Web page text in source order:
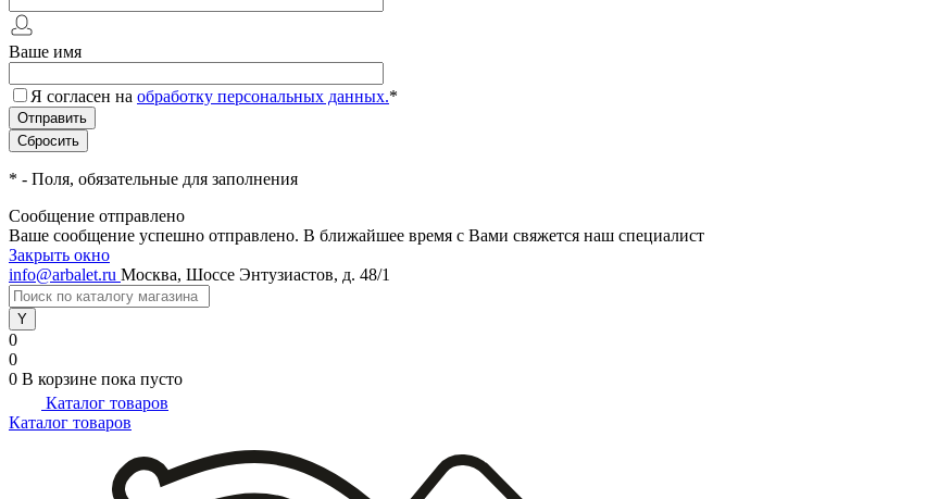
Ваше имя
Я согласен на обработку персональных данных.*
* - Поля, обязательные для заполнения
Сообщение отправлено
Ваше сообщение успешно отправлено. В ближайшее время с Вами свяжется наш специалист
Закрыть окно
info@arbalet.ru Москва, Шоссе Энтузиастов, д. 48/1
0
0
0 В корзине пока пусто
Каталог товаров
Каталог товаров